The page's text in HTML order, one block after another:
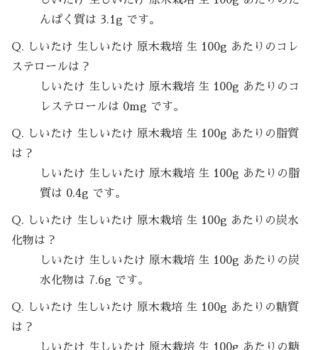
んぱく質は 3.1g です。
Q. しいたけ 生しいたけ 原木栽培 生 100g あたりのコレ
ステロールは？
しいたけ 生しいたけ 原木栽培 生 100g あたりのコ
レステロールは 0mg です。
Q. しいたけ 生しいたけ 原木栽培 生 100g あたりの脂質
は？
しいたけ 生しいたけ 原木栽培 生 100g あたりの脂
質は 0.4g です。
Q. しいたけ 生しいたけ 原木栽培 生 100g あたりの炭水
化物は？
しいたけ 生しいたけ 原木栽培 生 100g あたりの炭
水化物は 7.6g です。
Q. しいたけ 生しいたけ 原木栽培 生 100g あたりの糖質
は？
しいたけ 生しいたけ 原木栽培 生 100g あたりの糖